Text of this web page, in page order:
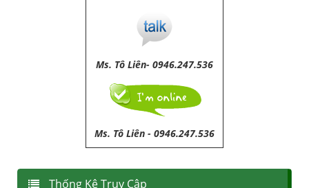
Ms. Tô Liên- 0946.247.536
Ms. Tô Liên - 0946.247.536
Thống Kê Truy Cập